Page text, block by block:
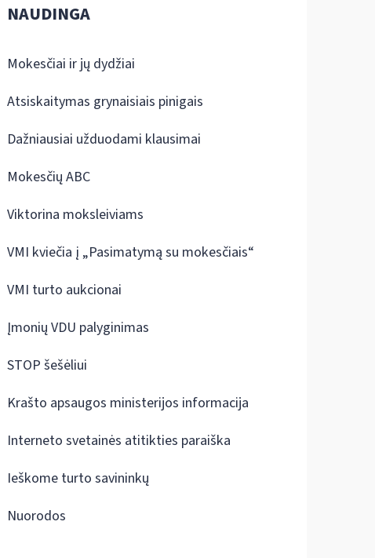
NAUDINGA
Mokesčiai ir jų dydžiai
Atsiskaitymas grynaisiais pinigais
Dažniausiai užduodami klausimai
Mokesčių ABC
Viktorina moksleiviams
VMI kviečia į „Pasimatymą su mokesčiais“
VMI turto aukcionai
Įmonių VDU palyginimas
STOP šešėliui
Krašto apsaugos ministerijos informacija
Interneto svetainės atitikties paraiška
Ieškome turto savininkų
Nuorodos